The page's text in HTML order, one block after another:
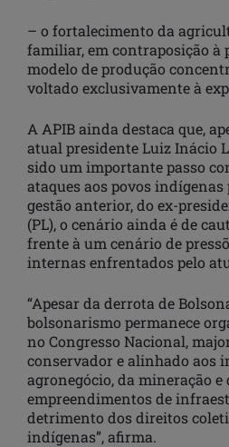
– o fortalecimento da
familiar, em contraposição à
modelo de produção
voltado exclusivamente à
A APIB ainda destaca que,
atual presidente Luiz Inácio
sido um importante passo
ataques aos povos
gestão anterior, do ex-
(PL), o cenário ainda é de
frente à um cenário de
internas enfrentados pelo
“Apesar da derrota de
bolsonarismo permanece
no Congresso Nacional,
conservador e alinhado aos
agronegócio, da mineração e
empreendimentos de
detrimento dos direitos
indígenas”, afirma.